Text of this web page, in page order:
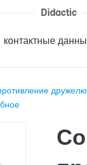
Didactic
контактные